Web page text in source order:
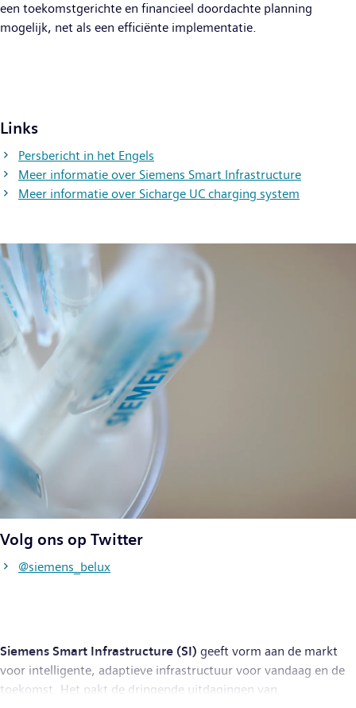
een toekomstgerichte en financieel doordachte planning
mogelijk, net als een efficiënte implementatie.
Links
Persbericht in het Engels
Meer informatie over Siemens Smart Infrastructure
Meer informatie over Sicharge UC charging system
Volg ons op Twitter
@siemens_belux
Siemens Smart Infrastructure (SI) geeft vorm aan de markt
voor intelligente, adaptieve infrastructuur voor vandaag en de
toekomst. Het pakt de dringende uitdagingen van